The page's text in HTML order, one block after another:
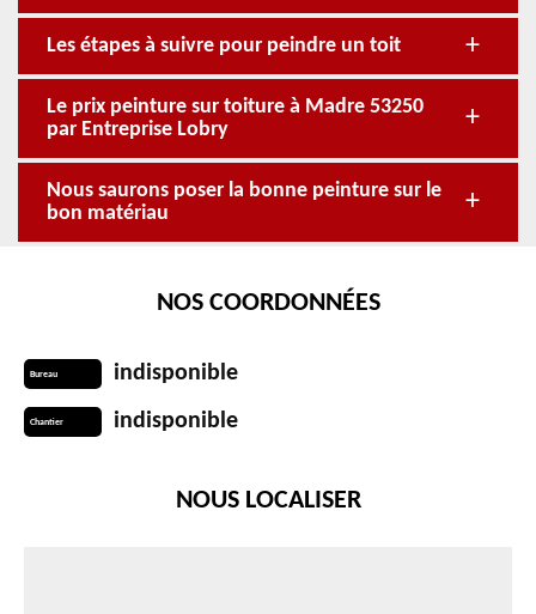
Les étapes à suivre pour peindre un toit
Le prix peinture sur toiture à Madre 53250
par Entreprise Lobry
Nous saurons poser la bonne peinture sur le
bon matériau
NOS COORDONNÉES
Bureau indisponible
Chantier indisponible
NOUS LOCALISER